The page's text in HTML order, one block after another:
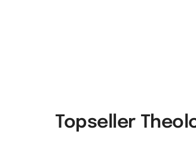
Topseller